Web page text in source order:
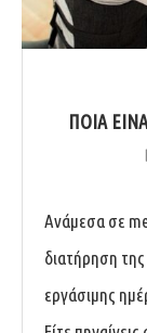
ΠΟΙΑ
Ανάμεσα σε
διατήρηση της
εργάσιμης